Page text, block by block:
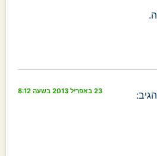
הגיב: 23 באפריל 2013 בשעה 8:12